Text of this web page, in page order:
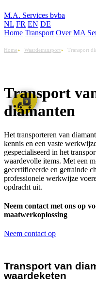
M.A. Services bvba
NL FR EN DE
Home Transport Over MA
Home Waardetransport Transport
Transport
diamanten
Het transporteren van
kennis en een vaste
gespecialiseerd in het
waardevolle items. Met een
gecertificeerde en getrainde
professionele werkwijze
opdracht uit.
Neem contact met ons op
maatwerkoplossing
Neem contact op
Transport van
waardeketen